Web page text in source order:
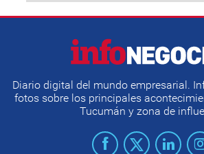
Diario digital del mundo empresarial.
fotos sobre los principales
Tucumán y zona de